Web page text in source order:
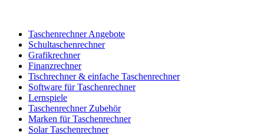
Taschenrechner Angebote
Schultaschenrechner
Grafikrechner
Finanzrechner
Tischrechner & einfache Taschenrechner
Software für Taschenrechner
Lernspiele
Taschenrechner Zubehör
Marken für Taschenrechner
Solar Taschenrechner